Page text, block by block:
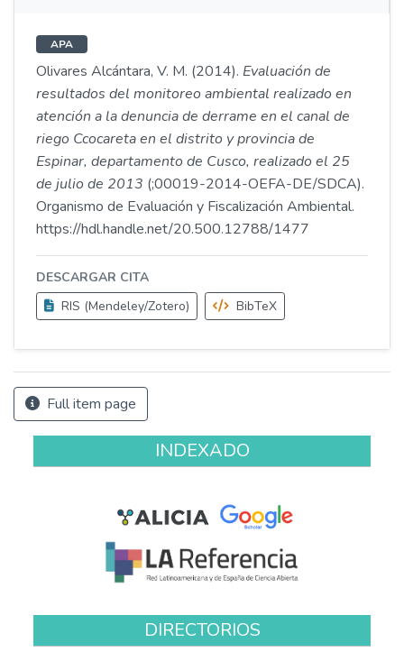
APA
Olivares Alcántara, V. M. (2014). Evaluación de
resultados del monitoreo ambiental realizado en
atención a la denuncia de derrame en el canal de
riego Ccocareta en el distrito y provincia de
Espinar, departamento de Cusco, realizado el 25
de julio de 2013 (;00019-2014-OEFA-DE/SDCA).
Organismo de Evaluación y Fiscalización Ambiental.
https://hdl.handle.net/20.500.12788/1477
DESCARGAR CITA
RIS (Mendeley/Zotero)
BibTeX
Full item page
INDEXADO
DIRECTORIOS